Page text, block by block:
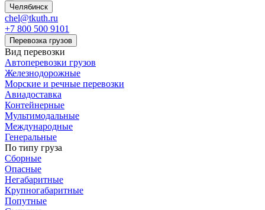
Челябинск
chel@tkuth.ru
+7 800 500 9101
Перевозка грузов
Вид перевозки
Автоперевозки грузов
Железнодорожные
Морские и речные перевозки
Авиадоставка
Контейнерные
Мультимодальные
Международные
Генеральные
По типу груза
Сборные
Опасные
Негабаритные
Крупногабаритные
Попутные